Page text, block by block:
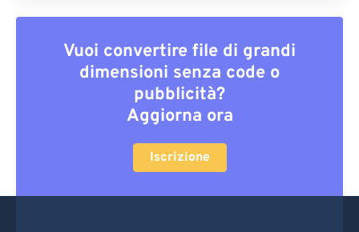
Vuoi convertire file di grandi
dimensioni senza code o
pubblicità?
Aggiorna ora
Iscrizione